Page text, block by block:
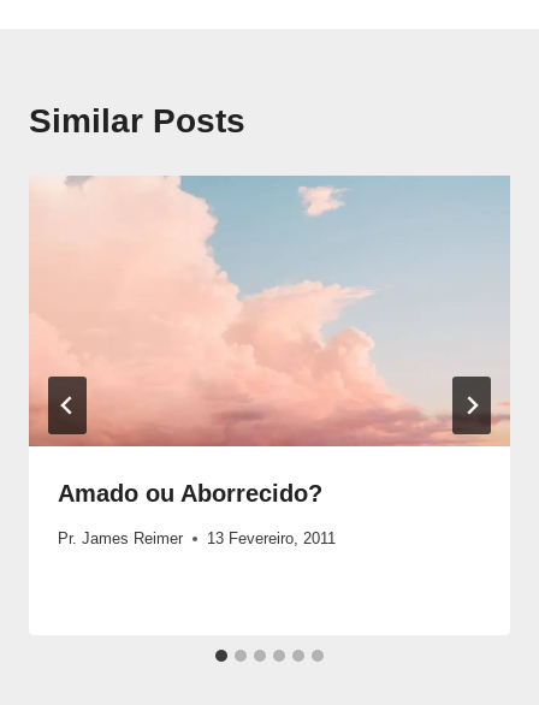
Similar Posts
Amado ou Aborrecido?
Pr. James Reimer 13 Fevereiro, 2011